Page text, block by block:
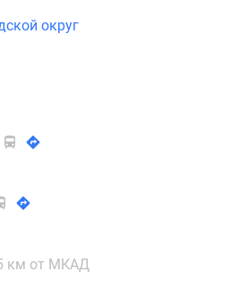
округ
км от МКАД